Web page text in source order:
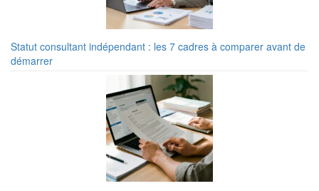
Statut consultant indépendant : les 7 cadres à comparer avant de
démarrer